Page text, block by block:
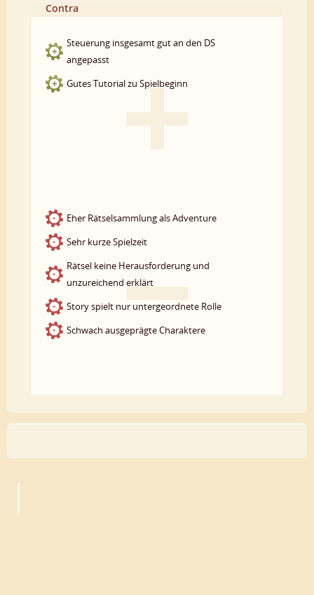
Contra
Steuerung insgesamt gut an den DS
angepasst
Gutes Tutorial zu Spielbeginn
Eher Rätselsammlung als Adventure
Sehr kurze Spielzeit
Rätsel keine Herausforderung und
unzureichend erklärt
Story spielt nur untergeordnete Rolle
Schwach ausgeprägte Charaktere